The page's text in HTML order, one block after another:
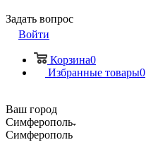
Задать вопрос
Войти
Корзина0
Избранные товары0
Ваш город
Симферополь
Симферополь